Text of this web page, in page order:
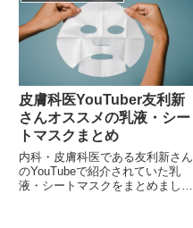
皮膚科医YouTuber友利新
さんオススメの乳液・シー
トマスクまとめ
内科・皮膚科医である友利新さん
のYouTubeで紹介されていた乳
液・シートマスクをまとめまし